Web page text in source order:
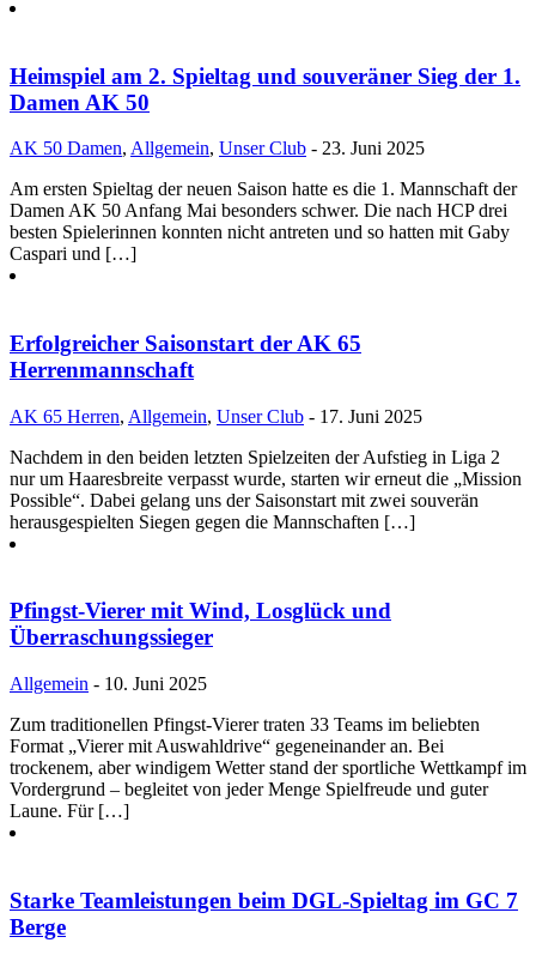
Heimspiel am 2. Spieltag und souveräner Sieg der 1.
Damen AK 50
AK 50 Damen, Allgemein, Unser Club - 23. Juni 2025
Am ersten Spieltag der neuen Saison hatte es die 1. Mannschaft der
Damen AK 50 Anfang Mai besonders schwer. Die nach HCP drei
besten Spielerinnen konnten nicht antreten und so hatten mit Gaby
Caspari und […]
Erfolgreicher Saisonstart der AK 65
Herrenmannschaft
AK 65 Herren, Allgemein, Unser Club - 17. Juni 2025
Nachdem in den beiden letzten Spielzeiten der Aufstieg in Liga 2
nur um Haaresbreite verpasst wurde, starten wir erneut die „Mission
Possible“. Dabei gelang uns der Saisonstart mit zwei souverän
herausgespielten Siegen gegen die Mannschaften […]
Pfingst-Vierer mit Wind, Losglück und
Überraschungssieger
Allgemein - 10. Juni 2025
Zum traditionellen Pfingst-Vierer traten 33 Teams im beliebten
Format „Vierer mit Auswahldrive“ gegeneinander an. Bei
trockenem, aber windigem Wetter stand der sportliche Wettkampf im
Vordergrund – begleitet von jeder Menge Spielfreude und guter
Laune. Für […]
Starke Teamleistungen beim DGL-Spieltag im GC 7
Berge